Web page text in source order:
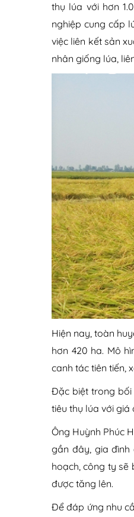
thụ lúa với hơn
nghiệp cung cấp
việc liên kết sản
nhân giống lúa,
Hiện nay, toàn
hơn 420 ha. Mô
canh tác tiên tiến,
Đặc biệt trong bối
tiêu thụ lúa với
Ông Huỳnh Phúc
gần đây, gia
hoạch, công ty
được tăng lên.
Để đáp ứng nhu